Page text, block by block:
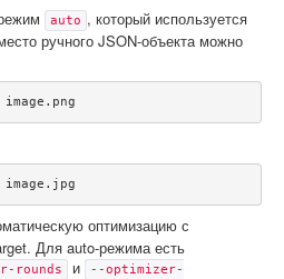
auto , который используется
ручного JSON-объекта можно
оптимизацию с
Для auto-режима есть
rounds и
--optimizer-